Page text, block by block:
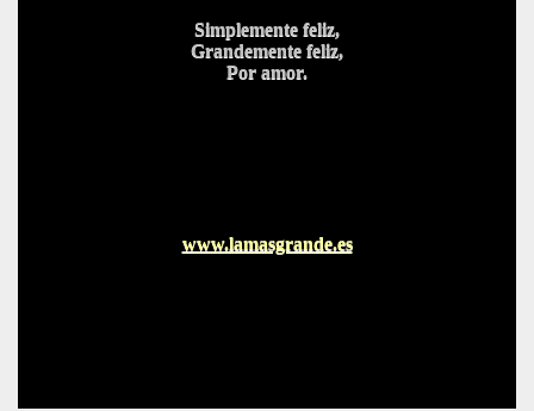
Simplemente feliz,
Grandemente feliz,
Por amor.
www.lamasgrande.es